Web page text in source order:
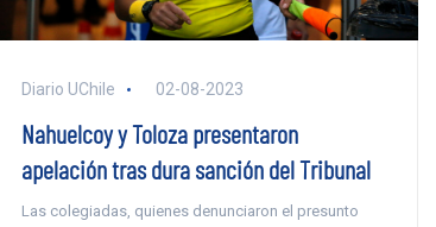
Diario UChile 02-08-2023
Nahuelcoy y Toloza presentaron
apelación tras dura sanción del Tribunal
Las colegiadas, quienes denunciaron el presunto